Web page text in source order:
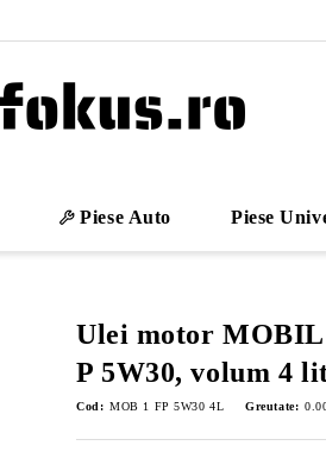
Piese Auto Piese
Ulei motor MOBIL
P 5W30, volum 4
Cod: MOB 1 FP 5W30 4L Greutate: